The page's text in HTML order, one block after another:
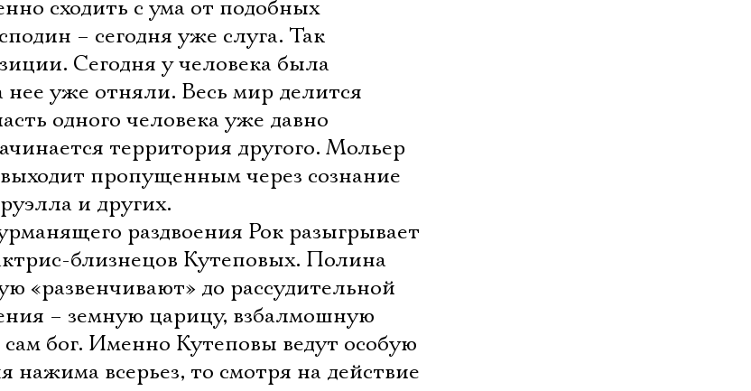
сходить с ума от подобных
– сегодня уже слуга. Так
Сегодня у человека была
нее уже отняли. Весь мир делится
одного человека уже давно
территория другого. Мольер
пропущенным через сознание
и других.
раздвоения Рок разыгрывает
близнецов Кутеповых. Полина
«развенчивают» до рассудительной
– земную царицу, взбалмошную
бог. Именно Кутеповы ведут особую
нажима всерьез, то смотря на действие
Электропочта
Ознакомиться